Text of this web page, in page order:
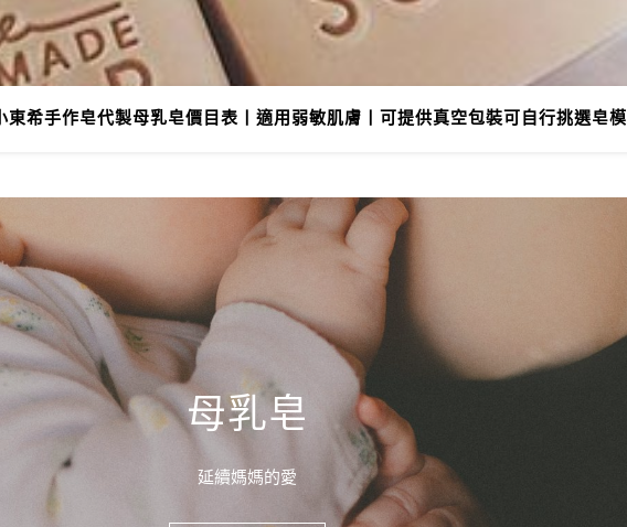
東希手作皂代製母乳皂價目表丨適用弱敏肌膚丨可提供真空包裝可自行挑選皂模
母乳皂
延續媽媽的愛